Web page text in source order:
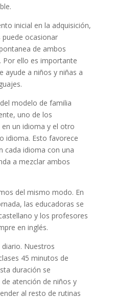
inicial en la adquisición,
ocasionar
de ambos
Por ello es importante
ayude a niños y niñas a
modelo de familia
uno de los
un idioma y el otro
idioma. Esto favorece
cada idioma con una
a mezclar ambos
del mismo modo. En
las educadoras se
y los profesores
en inglés.
Nuestros
45 minutos de
duración se
atención de niños y
al resto de rutinas